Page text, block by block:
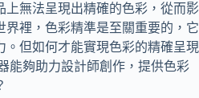
上無法呈現出精確的色彩，從而影
裡，色彩精準是至關重要的，它
。但如何才能實現色彩的精確呈現
能夠助力設計師創作，提供色彩